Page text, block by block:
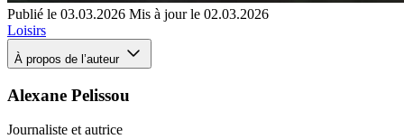
Publié le 03.03.2026 Mis à jour le 02.03.2026
Loisirs
À propos de l’auteur
Alexane Pelissou
Journaliste et autrice